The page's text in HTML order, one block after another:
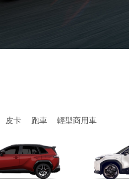
皮卡 跑車 輕型商用車